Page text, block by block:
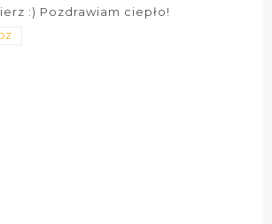
:) Pozdrawiam ciepło!